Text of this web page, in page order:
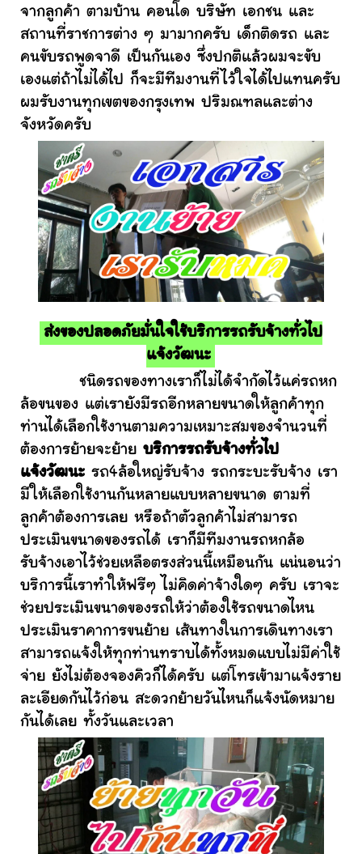
จากลูกค้า ตามบ้าน คอนโด บริษัท เอกชน และ
สถานที่ราชการต่าง ๆ มามากครับ เด็กติดรถ และ
คนขับรถพูดจาดี เป็นกันเอง ซึ่งปกติแล้วผมจะขับ
เองแต่ถ้าไม่ได้ไป ก็จะมีทีมงานที่ไว้ใจได้ไปแทนครับ
ผมรับงานทุกเขตของกรุงเทพ ปริมณฑลและต่าง
จังหวัดครับ
ส่งของปลอดภัยมั่นใจใช้บริการรถรับจ้างทั่วไป
แจ้งวัฒนะ
ชนิดรถของทางเราก็ไม่ได้จำกัดไว้แค่รถหก
ล้อขนของ แต่เรายังมีรถอีกหลายขนาดให้ลูกค้าทุก
ท่านได้เลือกใช้งานตามความเหมาะสมของจำนวนที่
ต้องการย้ายจะย้ายบริการรถรับจ้างทั่วไป
แจ้งวัฒนะ รถ4ล้อใหญ่รับจ้าง รถกระบะรับจ้าง เรา
มีให้เลือกใช้งานกันหลายแบบหลายขนาด ตามที่
ลูกค้าต้องการเลย หรือถ้าตัวลูกค้าไม่สามารถ
ประเมินขนาดของรถได้ เราก็มีทีมงานรถหกล้อ
รับจ้างเอาไว้ช่วยเหลือตรงส่วนนี้เหมือนกัน แน่นอนว่า
บริการนี้เราทำให้ฟรีๆ ไม่คิดค่าจ้างใดๆ ครับ เราจะ
ช่วยประเมินขนาดของรถให้ว่าต้องใช้รถขนาดไหน
ประเมินราคาการขนย้าย เส้นทางในการเดินทางเรา
สามารถแจ้งให้ทุกท่านทราบได้ทั้งหมดแบบไม่มีค่าใช้
จ่าย ยังไม่ต้องจองคิวก็ได้ครับ แต่โทรเข้ามาแจ้งราย
ละเอียดกันไว้ก่อน สะดวกย้ายวันไหนก็แจ้งนัดหมาย
กันได้เลย ทั้งวันและเวลา